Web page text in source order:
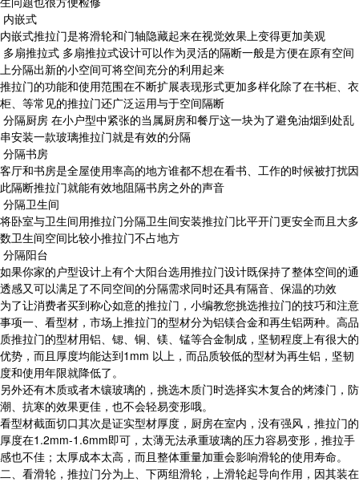
内嵌式
内嵌式推拉门是将滑轮和门轴隐藏起来在视觉效果上变得更加美观
多扇推拉式 多扇推拉式设计可以作为灵活的隔断一般是方便在原有空间
上分隔出新的小空间可将空间充分的利用起来
推拉门的功能和使用范围在不断扩展表现形式更加多样化除了在书柜、衣
柜、等常见的推拉门还广泛运用与于空间隔断
分隔厨房 在小户型中紧张的当属厨房和餐厅这一块为了避免油烟到处乱
串安装一款玻璃推拉门就是有效的分隔
分隔书房
客厅和书房是全屋使用率高的地方谁都不想在看书、工作的时候被打扰因
此隔断推拉门就能有效地阻隔书房之外的声音
分隔卫生间
将卧室与卫生间用推拉门分隔卫生间安装推拉门比平开门更安全而且大多
数卫生间空间比较小推拉门不占地方
分隔阳台
如果你家的户型设计上有个大阳台选用推拉门设计既保持了整体空间的通
透感又可以满足了不同空间的分隔需求同时还具有隔音、保温的功效
为了让消费者买到称心如意的推拉门，小编教您挑选推拉门的技巧和注意
事项一、看型材，市场上推拉门的型材分为铝镁合金和再生铝两种。高品
质推拉门的型材用铝、锶、铜、镁、锰等合金制成，坚韧程度上有很大的
优势，而且厚度均能达到1mm 以上，而品质较低的型材为再生铝，坚韧
度和使用年限就降低了。
另外还有木质或者木镶玻璃的，挑选木质门时选择实木复合的烤漆门，防
潮、抗寒的效果更佳，也不会轻易变形哦。
看型材截面切口其次是证实型材厚度，厨房在室内，没有强风，推拉门的
厚度在1.2mm-1.6mm即可，太薄无法承重玻璃的压力容易变形，推拉手
感也不佳；太厚成本太高，而且整体重量加重会影响滑轮的使用寿命。
二、看滑轮，推拉门分为上、下两组滑轮，上滑轮起导向作用，因其装在